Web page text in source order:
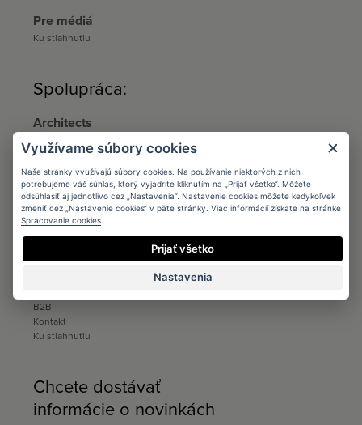
Pre médiá
Ku stiahnutiu
Spolupráca:
Architects
Podmienky
Registrácia
Katalógy a vzorkovníky
Ku stiahnutiu
Distribúcia
Ku stiahnutiu
B2B
Kontakt
Ku stiahnutiu
Chcete dostávať
informácie o novinkách
Využívame súbory cookies
Naše stránky využívajú súbory cookies. Na používanie niektorých z nich
potrebujeme váš súhlas, ktorý vyjadríte kliknutím na „Prijať všetko“. Môžete
odsúhlasiť aj jednotlivo cez „Nastavenia“. Nastavenie cookies môžete kedykoľvek
zmeniť cez „Nastavenie cookies“ v päte stránky. Viac informácií získate na stránke
Spracovanie cookies
Prijať všetko
Nastavenia